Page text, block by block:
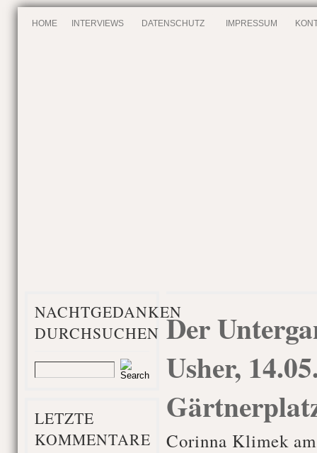
HOME INTERVIEWS DATENSCHUTZ IMPRESSUM
NACHTGEDANKEN
DURCHSUCHEN
LETZTE
KOMMENTARE
Der
Usher,
Corinna Klimek